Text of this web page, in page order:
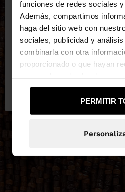
funciones de redes sociales
Además, compartimos
haga del sitio web con
sociales, publicidad y
combinarla con otra
proporcionado o que hayan
PERMITIR
Estás accediendo a la web
la web de United States?